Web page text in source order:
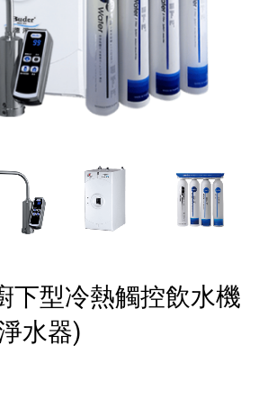
下型冷熱觸控飲水機
水器)